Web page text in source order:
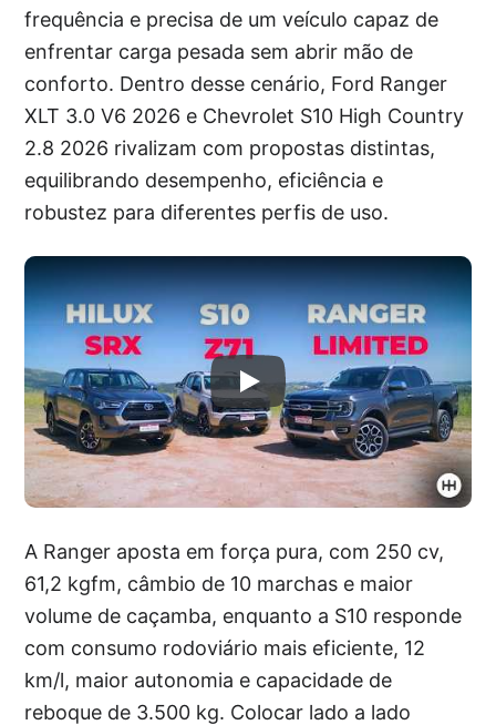
frequência e precisa de um veículo capaz de
enfrentar carga pesada sem abrir mão de
conforto. Dentro desse cenário, Ford Ranger
XLT 3.0 V6 2026 e Chevrolet S10 High Country
2.8 2026 rivalizam com propostas distintas,
equilibrando desempenho, eficiência e
robustez para diferentes perfis de uso.
A Ranger aposta em força pura, com 250 cv,
61,2 kgfm, câmbio de 10 marchas e maior
volume de caçamba, enquanto a S10 responde
com consumo rodoviário mais eficiente, 12
km/l, maior autonomia e capacidade de
reboque de 3.500 kg. Colocar lado a lado